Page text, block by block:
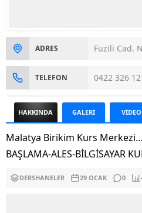
ADRES Fuzili Cad.
TELEFON 0422 326
HAKKINDA GALERİ VİDEO
Malatya Birikim Kurs Merkezi…
BAŞLAMA-ALES-BİLGİSAYAR
DERSHANELER 29 OCAK 0